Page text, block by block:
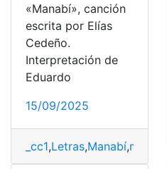
«Manabí», canción
escrita por Elías
Cedeño.
Interpretación de
Eduardo
15/09/2025
_cc1,Letras,Manabí,música